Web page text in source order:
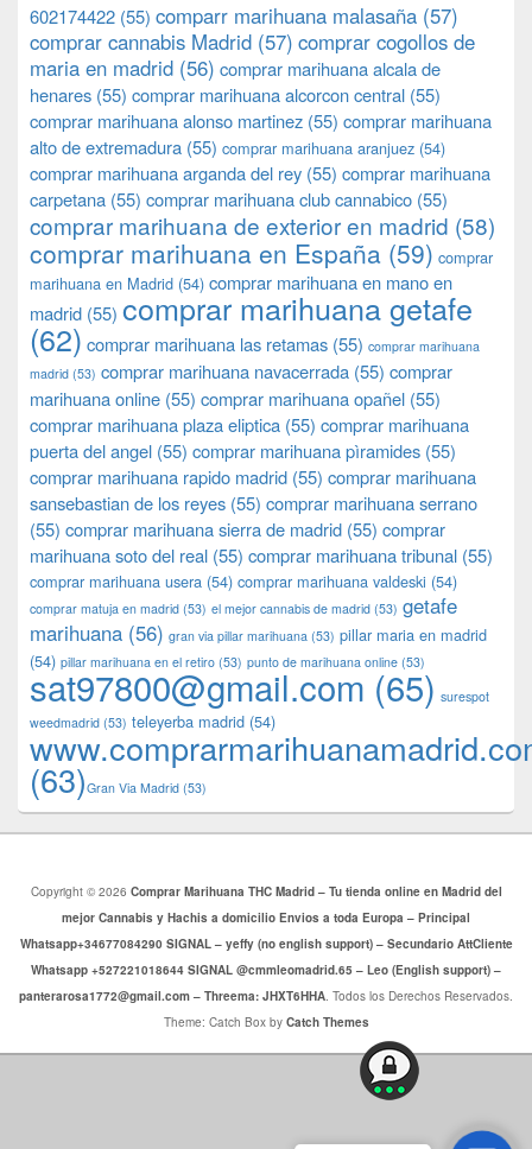
602174422 (55) comparr marihuana malasaña (57)
comprar cannabis Madrid (57) comprar cogollos de
maria en madrid (56) comprar marihuana alcala de
henares (55) comprar marihuana alcorcon central (55)
comprar marihuana alonso martinez (55) comprar marihuana
alto de extremadura (55) comprar marihuana aranjuez (54)
comprar marihuana arganda del rey (55) comprar marihuana
carpetana (55) comprar marihuana club cannabico (55)
comprar marihuana de exterior en madrid (58)
comprar marihuana en España (59) comprar
marihuana en Madrid (54) comprar marihuana en mano en
madrid (55) comprar marihuana getafe
(62) comprar marihuana las retamas (55) comprar marihuana
madrid (53) comprar marihuana navacerrada (55) comprar
marihuana online (55) comprar marihuana opañel (55)
comprar marihuana plaza eliptica (55) comprar marihuana
puerta del angel (55) comprar marihuana pìramides (55)
comprar marihuana rapido madrid (55) comprar marihuana
sansebastian de los reyes (55) comprar marihuana serrano
(55) comprar marihuana sierra de madrid (55) comprar
marihuana soto del real (55) comprar marihuana tribunal (55)
comprar marihuana usera (54) comprar marihuana valdeski (54)
comprar matuja en madrid (53) el mejor cannabis de madrid (53) getafe
marihuana (56) gran via pillar marihuana (53) pillar maria en madrid
(54) pillar marihuana en el retiro (53) punto de marihuana online (53)
sat97800@gmail.com (65) surespot
weedmadrid (53) teleyerba madrid (54)
(63)​​Gran Via Madrid (53)
Copyright © 2026 Comprar Marihuana THC Madrid – Tu tienda online en Madrid del
mejor Cannabis y Hachis a domicilio Envios a toda Europa – Principal
Whatsapp+34677084290 SIGNAL – yeffy (no english support) – Secundario AttCliente
Whatsapp +527221018644 SIGNAL @cmmleomadrid.65 – Leo (English support) –
panterarosa1772@gmail.com – Threema: JHXT6HHA. Todos los Derechos Reservados.
Theme: Catch Box by Catch Themes